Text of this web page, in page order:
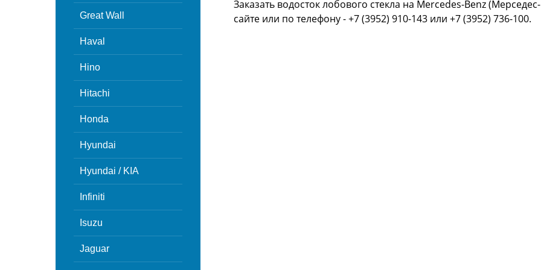
Great Wall
Haval
Hino
Hitachi
Honda
Hyundai
Hyundai / KIA
Infiniti
Isuzu
Jaguar
Заказать водосток лобового стекла на Mercedes-Benz
сайте или по телефону - +7 (3952) 910-143 или +7 (3952) 736-100.